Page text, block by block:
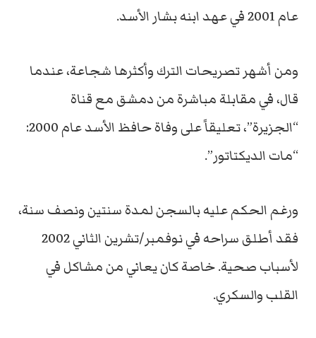
عام 2001 في عهد ابنه بشار الأسد.
ومن أشهر تصريحات الترك وأكثرها شجاعة، عندما
قال، في مقابلة مباشرة من دمشق مع قناة
“الجزيرة”، تعليقاً على وفاة حافظ الأسد عام 2000:
“مات الديكتاتور”.
ورغم الحكم عليه بالسجن لمدة سنتين ونصف سنة،
فقد أطلق سراحه في نوفمبر/تشرين الثاني 2002
لأسباب صحية. خاصة كان يعاني من مشاكل في
القلب والسكري.